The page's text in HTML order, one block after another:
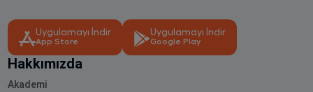
Uygulamayı İndir
App Store
Uygulamayı İndir
Google Play
Hakkımızda
Akademi